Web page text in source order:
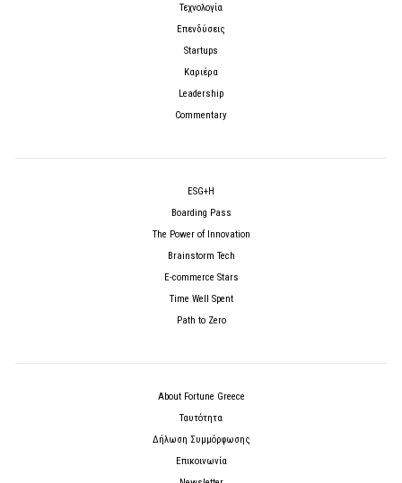
Τεχνολογία
Επενδύσεις
Startups
Καριέρα
Leadership
Commentary
ESG+H
Boarding Pass
The Power of Innovation
Brainstorm Tech
E-commerce Stars
Time Well Spent
Path to Zero
About Fortune Greece
Ταυτότητα
Δήλωση Συμμόρφωσης
Επικοινωνία